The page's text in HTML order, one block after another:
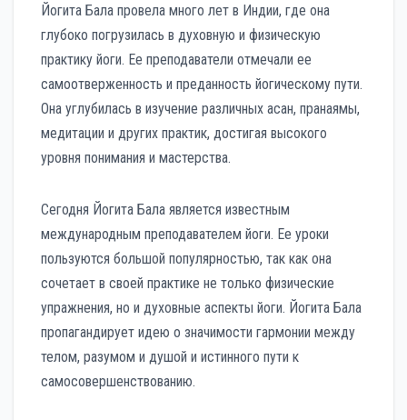
Йогита Бала провела много лет в Индии, где она
глубоко погрузилась в духовную и физическую
практику йоги. Ее преподаватели отмечали ее
самоотверженность и преданность йогическому пути.
Она углубилась в изучение различных асан, пранаямы,
медитации и других практик, достигая высокого
уровня понимания и мастерства.
Сегодня Йогита Бала является известным
международным преподавателем йоги. Ее уроки
пользуются большой популярностью, так как она
сочетает в своей практике не только физические
упражнения, но и духовные аспекты йоги. Йогита Бала
пропагандирует идею о значимости гармонии между
телом, разумом и душой и истинного пути к
самосовершенствованию.